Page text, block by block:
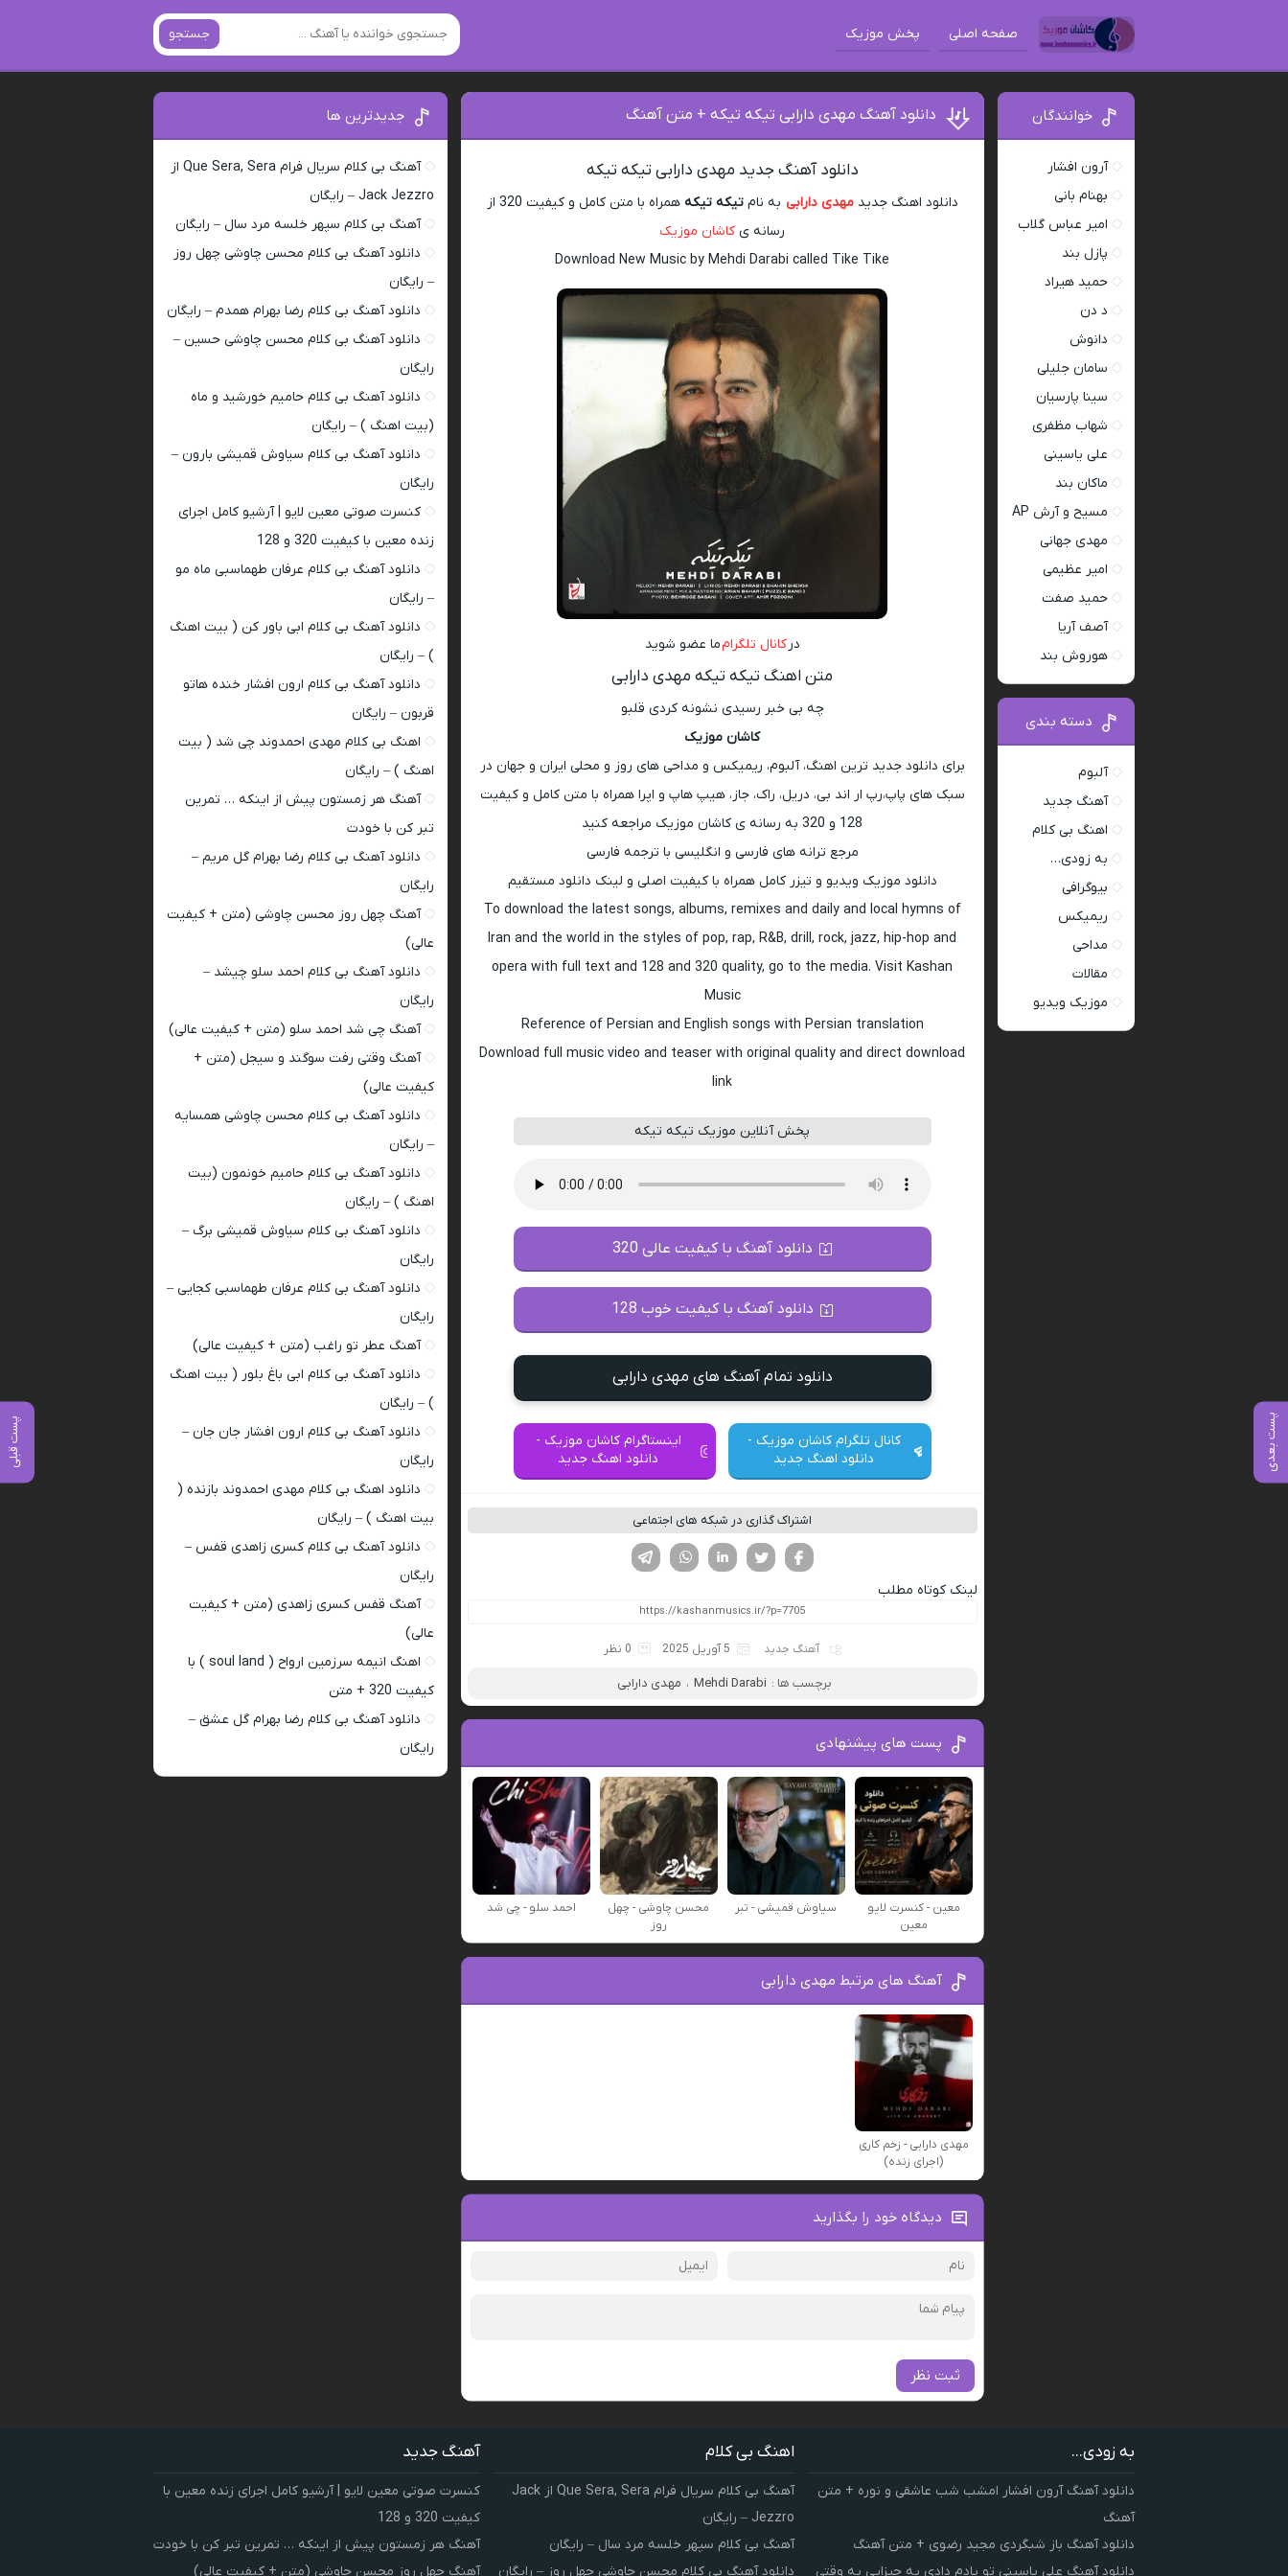
صفحه اصلی پخش موزیک جستجو
پست بعدی پست قبلی
دانلود آهنگ مهدی دارابی تیکه تیکه + متن آهنگ
دانلود آهنگ جدید مهدی دارابی تیکه تیکه
دانلود اهنگ جدیدمهدی دارابی به نامتیکه تیکه
همراه با متن کامل و کیفیت 320 از
رسانه ی کاشان موزیک
Download New Music by Mehdi Darabi called Tike Tike
در کانال تلگرامما عضو شوید
متن اهنگ تیکه تیکه مهدی دارابی
ﭼﻪ ﺑﻰ ﺧﺒﺮ رﺳﻴﺪی ﻧﺸﻮﻧﻪ ﻛﺮدی ﻗﻠﺒﻮ
کاشان موزیک
برای دانلود جدید ترین اهنگ، آلبوم، ریمیکس و مداحی های روز و محلی ایران و جهان در
سبک های پاپ،رپ ار اند بی، دریل، راک، جاز، هیپ هاپ و اپرا همراه با متن کامل و کیفیت
128 و 320 به رسانه ی کاشان موزیک مراجعه کنید
مرجع ترانه های فارسی و انگلیسی با ترجمه فارسی
دانلود موزیک ویدیو و تیزر کامل همراه با کیفیت اصلی و لینک دانلود مستقیم
To download the latest songs, albums, remixes and daily and local hymns of
Iran and the world in the styles of pop, rap, R&B, drill, rock, jazz, hip-hop and
opera with full text and 128 and 320 quality, go to the media. Visit Kashan
Music
Reference of Persian and English songs with Persian translation
Download full music video and teaser with original quality and direct download
link
پخش آنلاین موزیک تیکه تیکه
دانلود آهنگ با کیفیت عالی 320
دانلود آهنگ با کیفیت خوب 128
دانلود تمام آهنگ های مهدی دارابی
کانال تلگرام کاشان موزیک -
دانلود اهنگ جدید
اینستاگرام کاشان موزیک -
دانلود اهنگ جدید
اشتراک گذاری در شبکه های اجتماعی
لینکدین تویتر
فیسوک
لینک کوتاه مطلب
آهنگ جدید 5 آوریل 2025 0 نظر
برچسب ها : Mehdi Darabi ، مهدی دارابی
پست های پیشنهادی
معین - کنسرت لایو
معین
سیاوش قمیشی - تبر
محسن چاوشی - چهل
روز
احمد سلو - چی شد
آهنگ های مرتبط مهدی دارابی
مهدی دارابی - زخم کاری
(اجرای زنده)
دیدگاه خود را بگذارید
ثبت نظر
خوانندگان
آرون افشار
بهنام بانی
امیر عباس گلاب
پازل بند
حمید هیراد
د دن
دانوش
سامان جلیلی
سینا پارسیان
شهاب مظفری
علی یاسینی
ماکان بند
مسیح و آرش AP
مهدی جهانی
امیر عظیمی
حمید صفت
آصف آریا
هوروش بند
دسته بندی
آلبوم
آهنگ جدید
اهنگ بی کلام
به زودی…
بیوگرافی
ریمیکس
مداحی
مقالات
موزیک ویدیو
جدیدترین ها
آهنگ بی کلام سریال فرام Que Sera, Sera از
Jack Jezzro – رایگان
آهنگ بی کلام سپهر خلسه مرد سال – رایگان
دانلود آهنگ بی کلام محسن چاوشی چهل روز
– رایگان
دانلود آهنگ بی کلام رضا بهرام همدم – رایگان
دانلود آهنگ بی کلام محسن چاوشی حسین –
رایگان
دانلود آهنگ بی کلام حامیم خورشید و ماه
(بیت اهنگ ) – رایگان
دانلود آهنگ بی کلام سیاوش قمیشی بارون –
رایگان
کنسرت صوتی معین لایو | آرشیو کامل اجرای
زنده معین با کیفیت 320 و 128
دانلود آهنگ بی کلام عرفان طهماسبی ماه مو
– رایگان
دانلود آهنگ بی کلام ابی باور کن ( بیت اهنگ
) – رایگان
دانلود آهنگ بی کلام ارون افشار خنده هاتو
قربون – رایگان
اهنگ بی کلام مهدی احمدوند چی شد ( بیت
اهنگ ) – رایگان
آهنگ هر زمستون پیش از اینکه … تمرین
تبر کن با خودت
دانلود آهنگ بی کلام رضا بهرام گل مریم –
رایگان
آهنگ چهل روز محسن چاوشی (متن + کیفیت
عالی)
دانلود آهنگ بی کلام احمد سلو چیشد –
رایگان
آهنگ چی شد احمد سلو (متن + کیفیت عالی)
آهنگ وقتی رفت سوگند و سیجل (متن +
کیفیت عالی)
دانلود آهنگ بی کلام محسن چاوشی همسایه
– رایگان
دانلود آهنگ بی کلام حامیم خونمون (بیت
اهنگ ) – رایگان
دانلود آهنگ بی کلام سیاوش قمیشی برگ –
رایگان
دانلود آهنگ بی کلام عرفان طهماسبی کجایی –
رایگان
آهنگ عطر تو راغب (متن + کیفیت عالی)
دانلود آهنگ بی کلام ابی باغ بلور ( بیت اهنگ
) – رایگان
دانلود آهنگ بی کلام ارون افشار جان جان –
رایگان
دانلود اهنگ بی کلام مهدی احمدوند بازنده (
بیت اهنگ ) – رایگان
دانلود آهنگ بی کلام کسری زاهدی قفس –
رایگان
آهنگ قفس کسری زاهدی (متن + کیفیت
عالی)
اهنگ انیمه سرزمین ارواح ( soul land ) با
کیفیت 320 + متن
دانلود آهنگ بی کلام رضا بهرام گل عشق –
رایگان
به زودی...
دانلود آهنگ آرون افشار امشب شب عاشقی و نوره + متن
آهنگ
دانلود آهنگ باز شبگردی مجید رضوی + متن آهنگ
دانلود آهنگ علی یاسینی تو یادم دادی یه چیزایی یه وقتی
اهنگ بی کلام
آهنگ بی کلام سریال فرام Que Sera, Sera از Jack
Jezzro – رایگان
آهنگ بی کلام سپهر خلسه مرد سال – رایگان
دانلود آهنگ بی کلام محسن چاوشی چهل روز – رایگان
آهنگ جدید
کنسرت صوتی معین لایو | آرشیو کامل اجرای زنده معین با
کیفیت 320 و 128
آهنگ هر زمستون پیش از اینکه … تمرین تبر کن با خودت
آهنگ چهل روز محسن چاوشی (متن + کیفیت عالی)